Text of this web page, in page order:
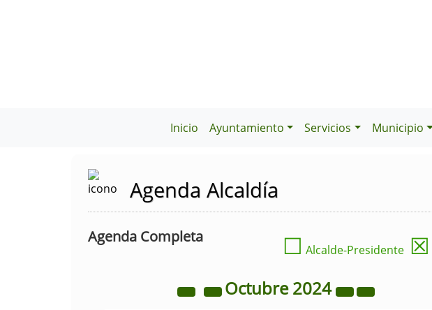
Inicio Ayuntamiento Servicios Municipio
Agenda Alcaldía
Agenda Completa ☐ Alcalde-Presidente ☒
Octubre2024